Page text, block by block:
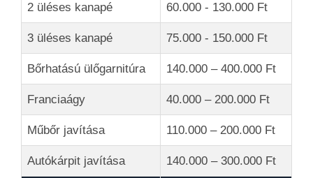
2 üléses kanapé 60.000 - 130.000 Ft
3 üléses kanapé 75.000 - 150.000 Ft
Bőrhatású ülőgarnitúra 140.000 – 400.000 Ft
Franciaágy 40.000 – 200.000 Ft
Műbőr javítása 110.000 – 200.000 Ft
Autókárpit javítása 140.000 – 300.000 Ft